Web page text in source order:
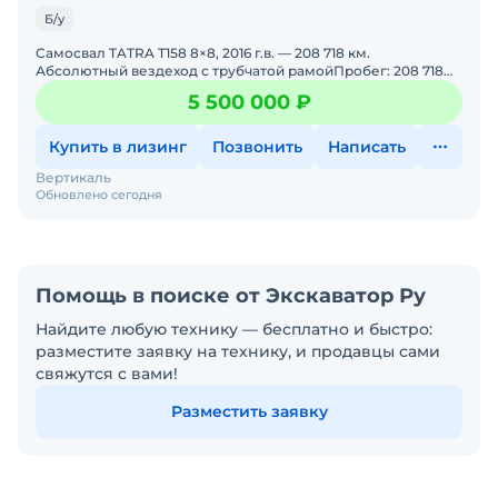
Б/у
Самосвал TATRA T158 8×8, 2016 г.в. — 208 718 км.
Абсолютный вездеход с трубчатой рамойПробег: 208 718
кмГод выпуска: 2016Колёсная формула: 8×8
5 500 000 ₽
Купить в лизинг Позвонить Написать
Обновлено сегодня
Вертикаль
Помощь в поиске от Экскаватор Ру
Найдите любую технику — бесплатно и быстро:
разместите заявку на технику, и продавцы сами
свяжутся с вами!
Разместить заявку